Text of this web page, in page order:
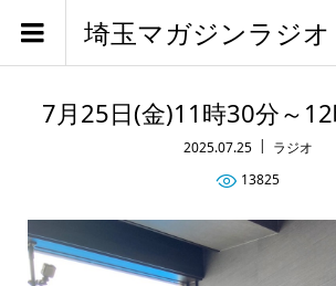
埼玉マガジンラジオ
7月25日(金)11時30分～
2025.07.25
ラジオ
13825